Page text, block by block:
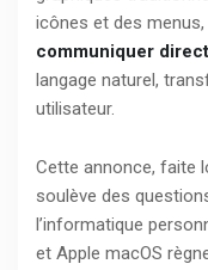
icônes et des
communiquer
langage naturel,
utilisateur.
Cette annonce, faite
soulève des
l’informatique
et Apple macOS